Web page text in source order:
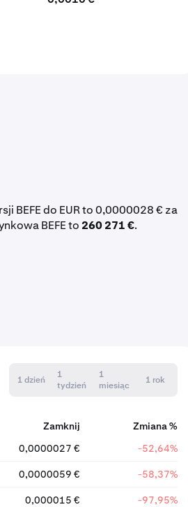
BEFE do EUR to 0,0000028 € za
BEFE to 260 271 €.
1 dzień
1
tydzień
1
miesiąc
1 rok
Zamknij
Zmiana %
0,0000027 € -52,64%
0,0000059 € -58,37%
0,000015 € -97,95%